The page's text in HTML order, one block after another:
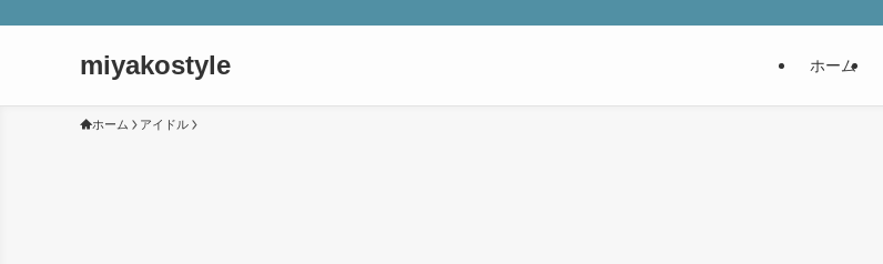
miyakostyle ホーム
ホーム アイドル